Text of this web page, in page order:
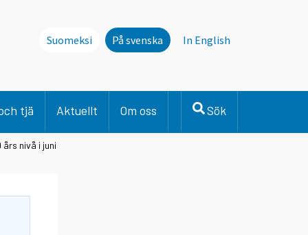
Suomeksi På svenska In English
tjä Aktuellt Om oss Sök
nivå i juni